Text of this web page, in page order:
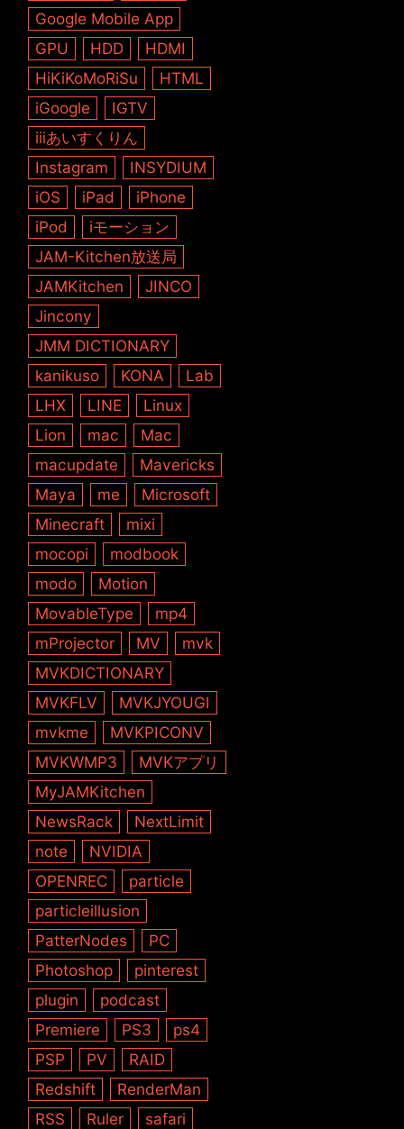
Google Mobile App
GPU
HDD
HDMI
HiKiKoMoRiSu
HTML
iGoogle
IGTV
iiiあいすくりん
Instagram
INSYDIUM
iOS
iPad
iPhone
iPod
iモーション
JAM-Kitchen放送局
JAMKitchen
JINCO
Jincony
JMM DICTIONARY
kanikuso
KONA
Lab
LHX
LINE
Linux
Lion
mac
Mac
macupdate
Mavericks
Maya
me
Microsoft
Minecraft
mixi
mocopi
modbook
modo
Motion
MovableType
mp4
mProjector
MV
mvk
MVKDICTIONARY
MVKFLV
MVKJYOUGI
mvkme
MVKPICONV
MVKWMP3
MVKアプリ
MyJAMKitchen
NewsRack
NextLimit
note
NVIDIA
OPENREC
particle
particleillusion
PatterNodes
PC
Photoshop
pinterest
plugin
podcast
Premiere
PS3
ps4
PSP
PV
RAID
Redshift
RenderMan
RSS
Ruler safari